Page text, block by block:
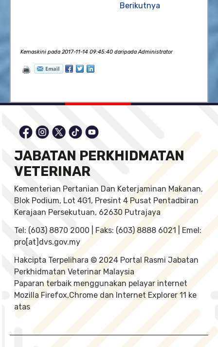
Berikutnya
Kemaskini pada 2017-11-14 09:45:40 daripada Administrator
JABATAN PERKHIDMATAN
VETERINAR
Kementerian Pertanian Dan Keterjaminan Makanan,
Blok Podium, Lot 4G1, Presint 4 Pusat Pentadbiran
Kerajaan Persekutuan, 62630 Putrajaya
Tel: (603) 8870 2000 | Faks: (603) 8888 6021 | Emel:
pro[at]dvs.gov.my
Hakcipta Terpelihara © 2024 Portal Rasmi Jabatan
Perkhidmatan Veterinar Malaysia
Paparan terbaik menggunakan pelayar internet
Mozilla Firefox,Chrome dan Internet Explorer 11 ke
atas